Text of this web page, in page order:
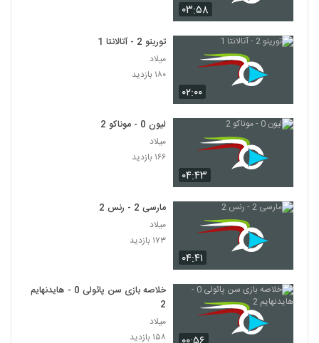
۰۳:۵۸
۰۲:۰۰
تورینو 2 - آتالانتا 1
میلاد
۱۸۰ بازدید
۰۴:۴۳
لیون 0 - موناکو 2
میلاد
۱۶۶ بازدید
۰۴:۴۱
مارسی 2 - رنس 2
میلاد
۱۷۳ بازدید
خلاصه بازی سن پائولی 0 - هایدنهایم
2
میلاد
۱۵۸ بازدید